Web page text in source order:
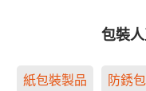
包裝
紙包裝製品 防銹